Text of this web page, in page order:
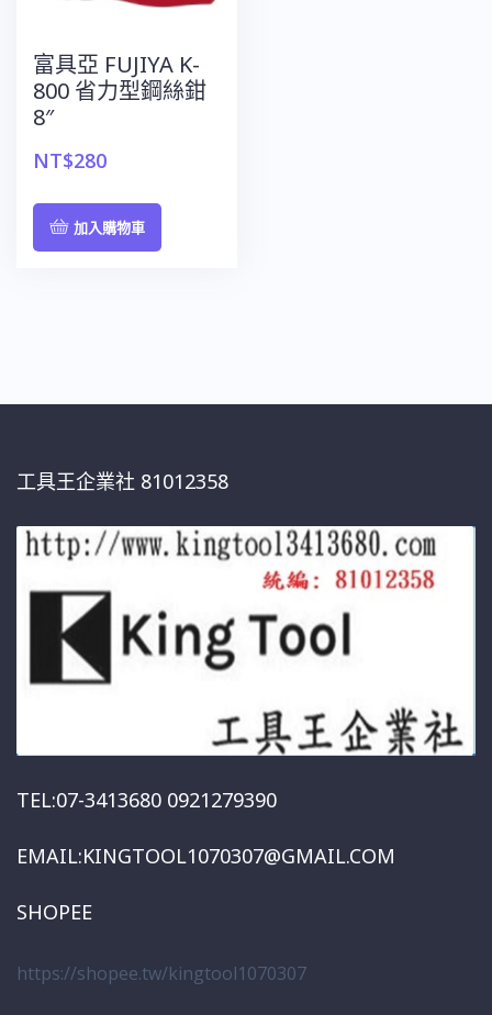
富具亞 FUJIYA K-
800 省力型鋼絲鉗
8″
NT$280
加入購物車
工具王企業社 81012358
TEL:07-3413680 0921279390
EMAIL:KINGTOOL1070307@GMAIL.COM
SHOPEE
https://shopee.tw/kingtool1070307